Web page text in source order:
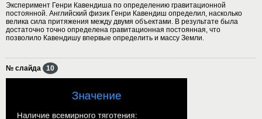
Эксперимент Генри Кавендиша по определению гравитационной
постоянной. Английский физик Генри Кавендиш определил, насколько
велика сила притяжения между двумя объектами. В результате была
достаточно точно определена гравитационная постоянная, что
позволило Кавендишу впервые определить и массу Земли.
№ слайда 10